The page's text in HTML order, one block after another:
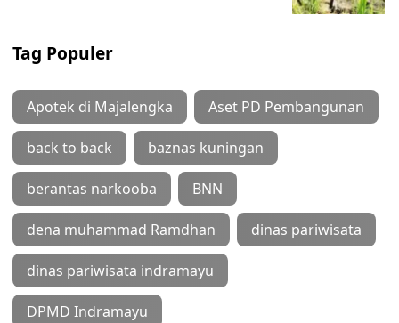
Tag Populer
Apotek di Majalengka Aset PD Pembangunan
back to back baznas kuningan
berantas narkooba BNN
dena muhammad Ramdhan dinas pariwisata
dinas pariwisata indramayu
DPMD Indramayu